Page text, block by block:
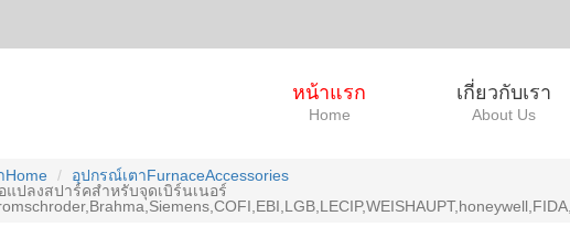
หน้าแรก
Home
เกี่ยวกับเรา
About Us
Home
อุปกรณ์เตาFurnaceAccessories
แปลงสปาร์คสำหรับจุดเบิร์นเนอร์